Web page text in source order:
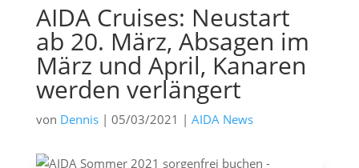
AIDA Cruises: Neustart
ab 20. März, Absagen im
März und April, Kanaren
werden verlängert
von Dennis| 05/03/2021 | AIDA News